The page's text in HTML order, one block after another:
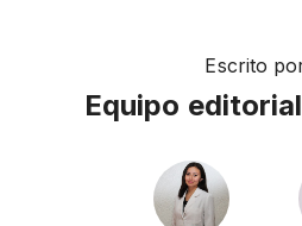
Escrito
Equipo